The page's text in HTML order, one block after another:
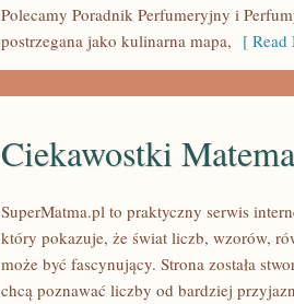
Polecamy Poradnik Perfumeryjny i
postrzegana jako kulinarna mapa, [ Read
Ciekawostki
SuperMatma.pl to praktyczny serwis
który pokazuje, że świat liczb, wzorów,
może być fascynujący. Strona została
chcą poznawać liczby od bardziej